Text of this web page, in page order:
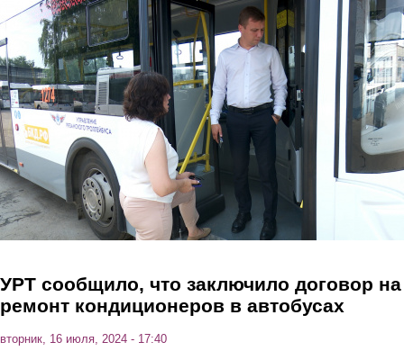
Перейти к основному содержанию
УРТ сообщило, что заключило договор на
ремонт кондиционеров в автобусах
вторник, 16 июля, 2024 - 17:40